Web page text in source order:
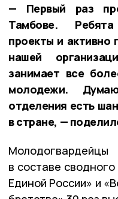
— Первый раз
Тамбове.
проекты и активно
нашей
занимает все
молодежи.
отделения есть
в стране, —
в составе
Единой России» и